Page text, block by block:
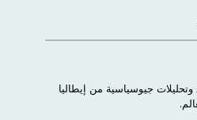
وتحليلات جيوسياسية من إيطاليا
.